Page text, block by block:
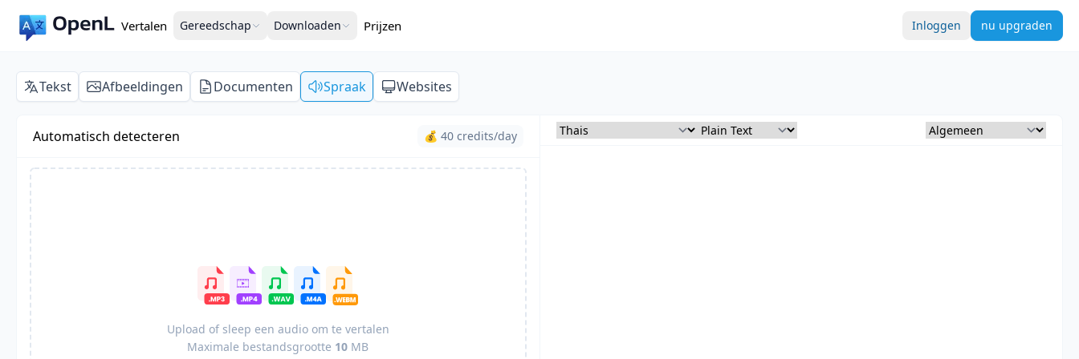
Vertalen Gereedschap Downloaden Prijzen Inloggen nu upgraden
Tekst Afbeeldingen Documenten Spraak Websites
Automatisch detecteren 💰 40 credits/day
Upload of sleep een audio om te vertalen
Maximale bestandsgrootte 10 MB